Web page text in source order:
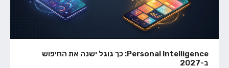
Personal Intelligence: כך גוגל ישנה את החיפוש
ב-2027